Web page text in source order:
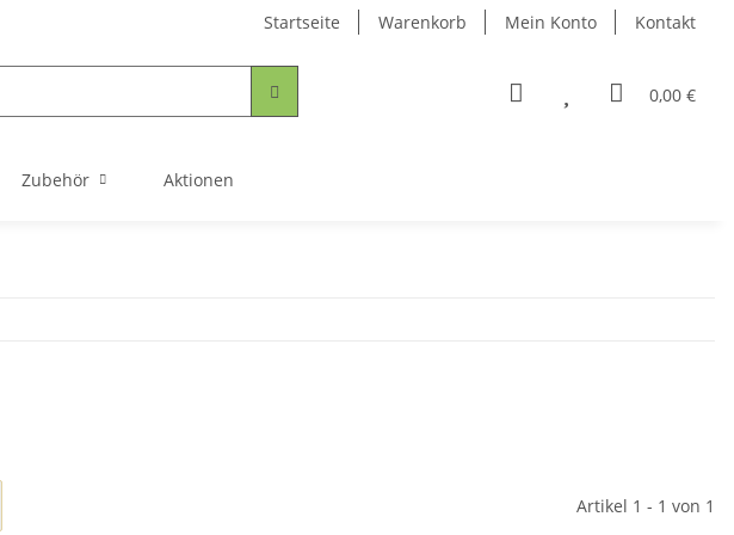
Startseite Warenkorb Mein Konto Kontakt
0,00 €
Zubehör Aktionen
Artikel 1 - 1 von 1